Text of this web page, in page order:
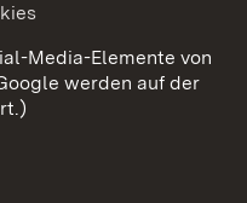
Media-Elemente von
werden auf der